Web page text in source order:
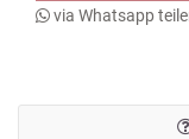
via Whatsapp